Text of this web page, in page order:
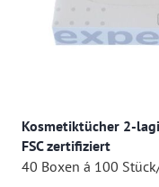
Kosmetiktücher 2-
FSC zertifiziert
40 Boxen á 100